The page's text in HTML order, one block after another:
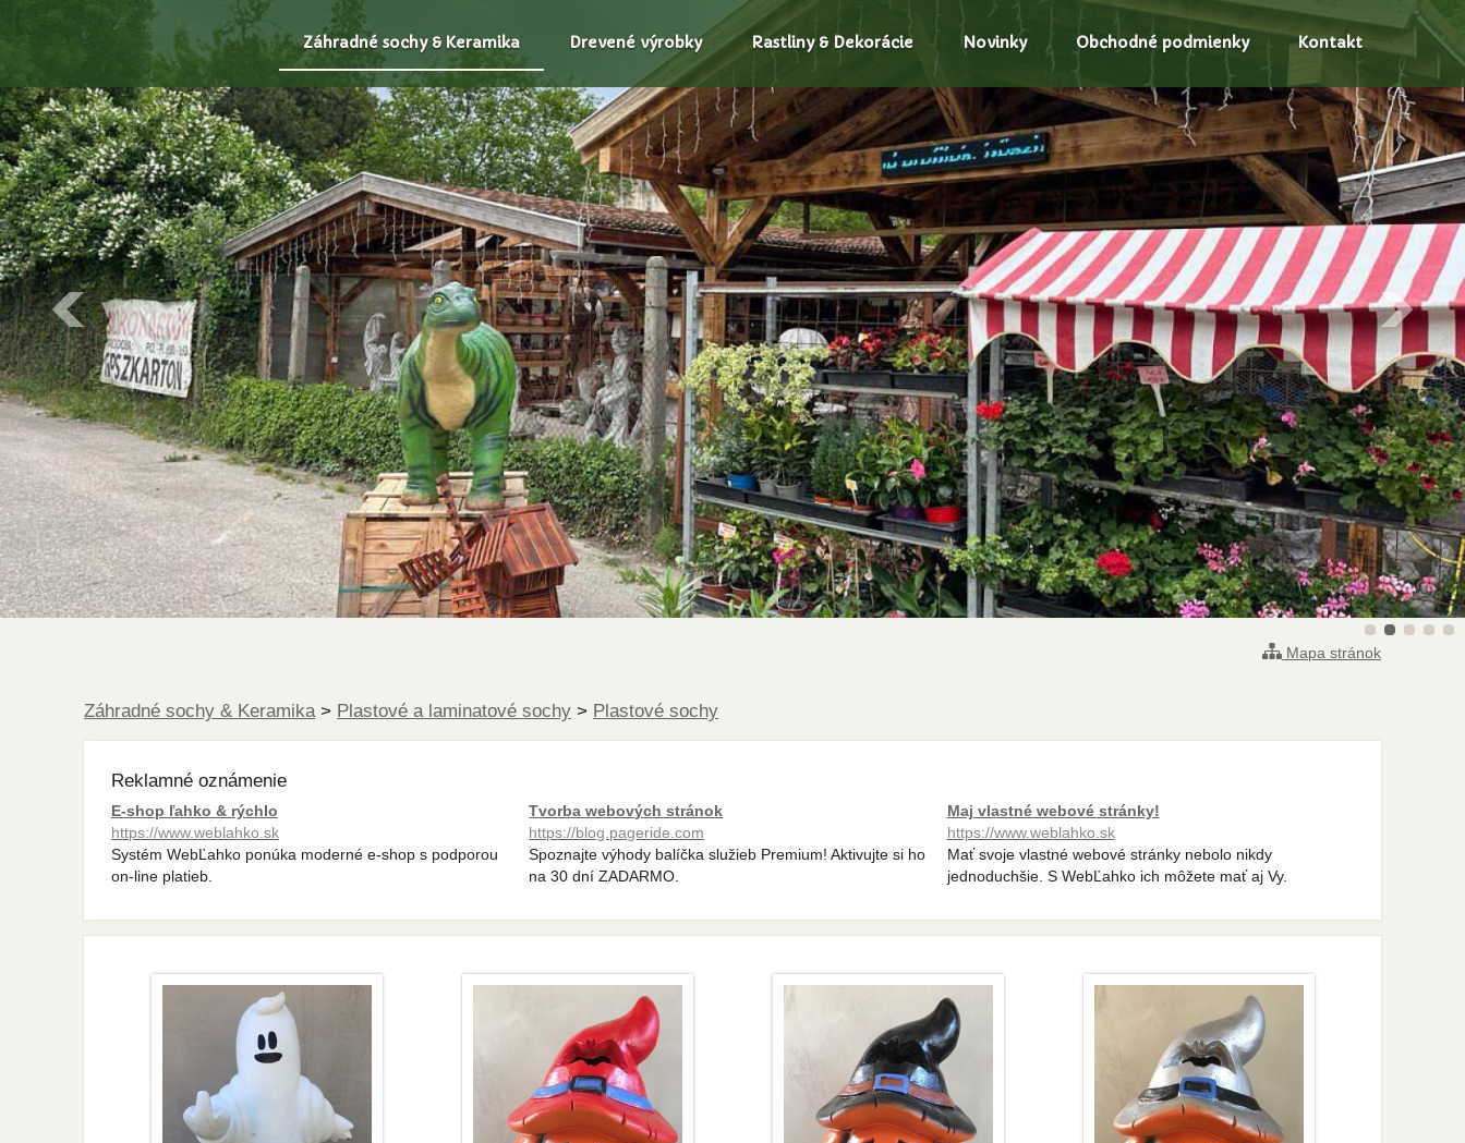
Záhradné sochy & Keramika Drevené výrobky Rastliny & Dekorácie Novinky Obchodné podmienky Kontakt
Mapa stránok
Záhradné sochy & Keramika > Plastové a laminatové sochy > Plastové sochy
Reklamné oznámenie
E-shop ľahko & rýchlo
https://www.weblahko.sk
Systém WebĽahko ponúka moderné e-shop s podporou
on-line platieb.
Tvorba webových stránok
https://blog.pageride.com
Spoznajte výhody balíčka služieb Premium! Aktivujte si ho
na 30 dní ZADARMO.
Maj vlastné webové stránky!
https://www.weblahko.sk
Mať svoje vlastné webové stránky nebolo nikdy
jednoduchšie. S WebĽahko ich môžete mať aj Vy.